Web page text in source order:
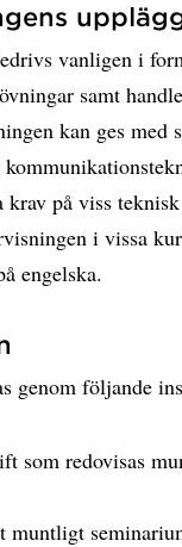
vanligen i
samt
kan ges med
krav på viss
i vissa
engelska.
genom följande
som redovisas
muntligt